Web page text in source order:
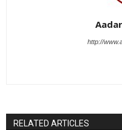
http://
RELATED ARTICLES